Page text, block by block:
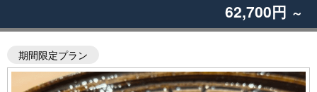
62,700円 ～
期間限定プラン